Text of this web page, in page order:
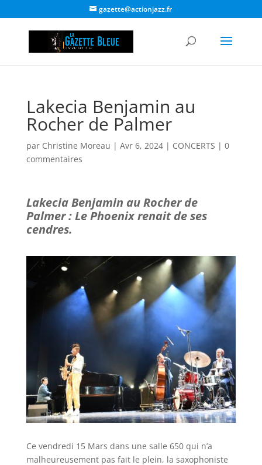
gazette@actionjazz.fr
Lakecia Benjamin au
Rocher de Palmer
par Christine Moreau | Avr 6, 2024| CONCERTS | 0
commentaires
Lakecia Benjamin au Rocher de
Palmer : Le Phoenix renait de ses
cendres.
Ce vendredi 15 Mars dans une salle 650 qui n’a
malheureusement pas fait le plein, la saxophoniste